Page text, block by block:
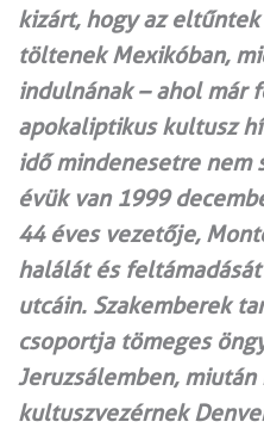
kizárt, hogy az
töltenek Mexikóban,
indulnának – ahol már
apokaliptikus kultusz
idő mindenesetre nem
évük van 1999
44 éves vezetője,
halálát és
utcáin. Szakemberek
csoportja tömeges
Jeruzsálemben,
kultuszvezérnek